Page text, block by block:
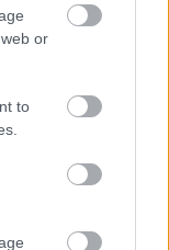
or
to
A
és győzelme
A
és